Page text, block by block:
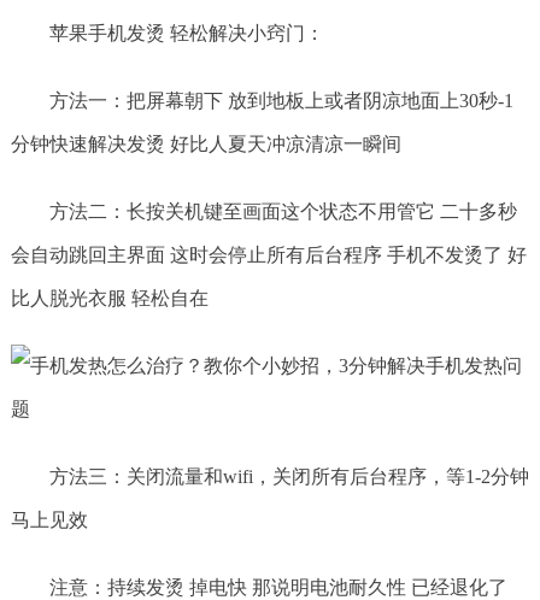
苹果手机发烫 轻松解决小窍门：
方法一：把屏幕朝下 放到地板上或者阴凉地面上30秒-1
分钟快速解决发烫 好比人夏天冲凉清凉一瞬间
方法二：长按关机键至画面这个状态不用管它 二十多秒
会自动跳回主界面 这时会停止所有后台程序 手机不发烫了 好
比人脱光衣服 轻松自在
方法三：关闭流量和wifi，关闭所有后台程序，等1-2分钟
马上见效
注意：持续发烫 掉电快 那说明电池耐久性 已经退化了